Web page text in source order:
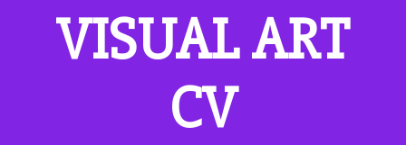
VISUAL ART
CV